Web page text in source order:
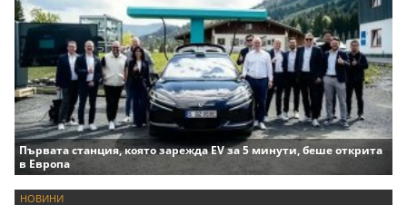
Първата станция, която зарежда EV за 5 минути, беше открита
в Европа
НОВИНИ